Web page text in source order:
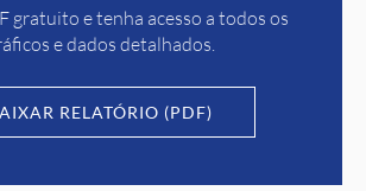
gratuito e tenha acesso a todos os
e dados detalhados.
RELATÓRIO (PDF)